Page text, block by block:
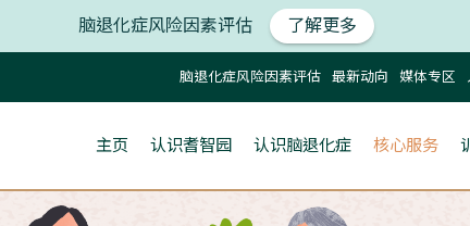
脑退化症风险因素评估 了解更多
脑退化症风险因素评估 最新动向 媒体专区
主页 认识耆智园 认识脑退化症 核心服务